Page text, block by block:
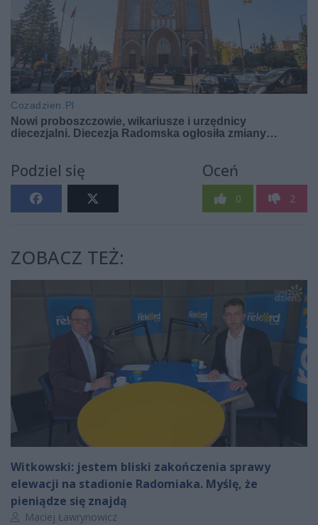
Podziel się Oceń
0 2
ZOBACZ TEŻ:
Witkowski: jestem bliski zakończenia sprawy
elewacji na stadionie Radomiaka. Myślę, że
pieniądze się znajdą
Autor artykułu:
Maciej Ławrynowicz